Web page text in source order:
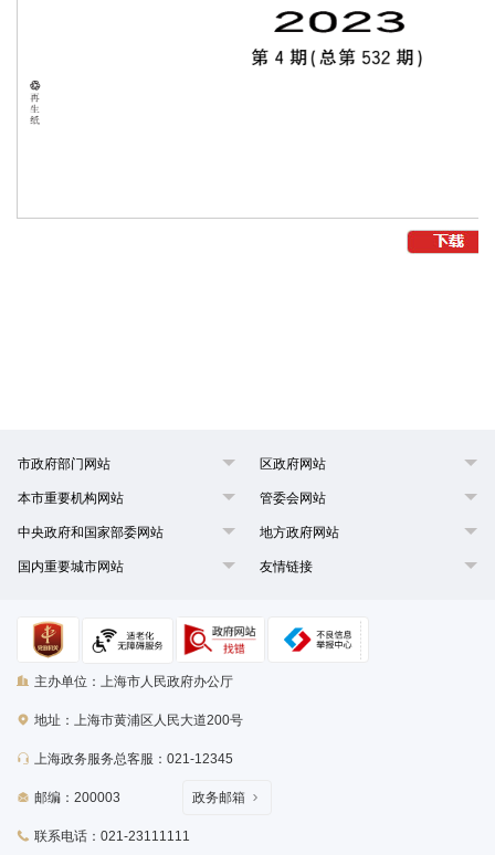
市政府部门网站 区政府网站
本市重要机构网站 管委会网站
中央政府和国家部委网站 地方政府网站
国内重要城市网站 友情链接
主办单位：上海市人民政府办公厅
地址：上海市黄浦区人民大道200号
上海政务服务总客服：021-12345
邮编：200003
联系电话：021-23111111
政务邮箱